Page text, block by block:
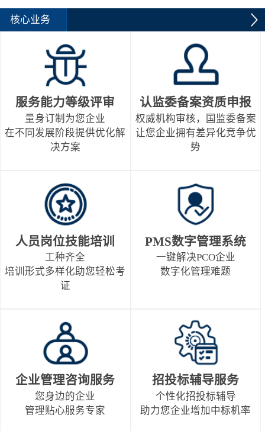
核心业务
服务能力等级评审
量身订制为您企业
在不同发展阶段提供优化解
决方案
认监委备案资质申报
权威机构审核，国监委备案
让您企业拥有差异化竞争优
势
人员岗位技能培训
工种齐全
培训形式多样化助您轻松考
证
PMS数字管理系统
一键解决PCO企业
数字化管理难题
企业管理咨询服务
您身边的企业
管理贴心服务专家
招投标辅导服务
个性化招投标辅导
助力您企业增加中标机率